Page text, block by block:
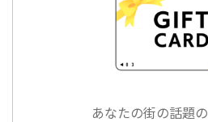
あなたの街の話題